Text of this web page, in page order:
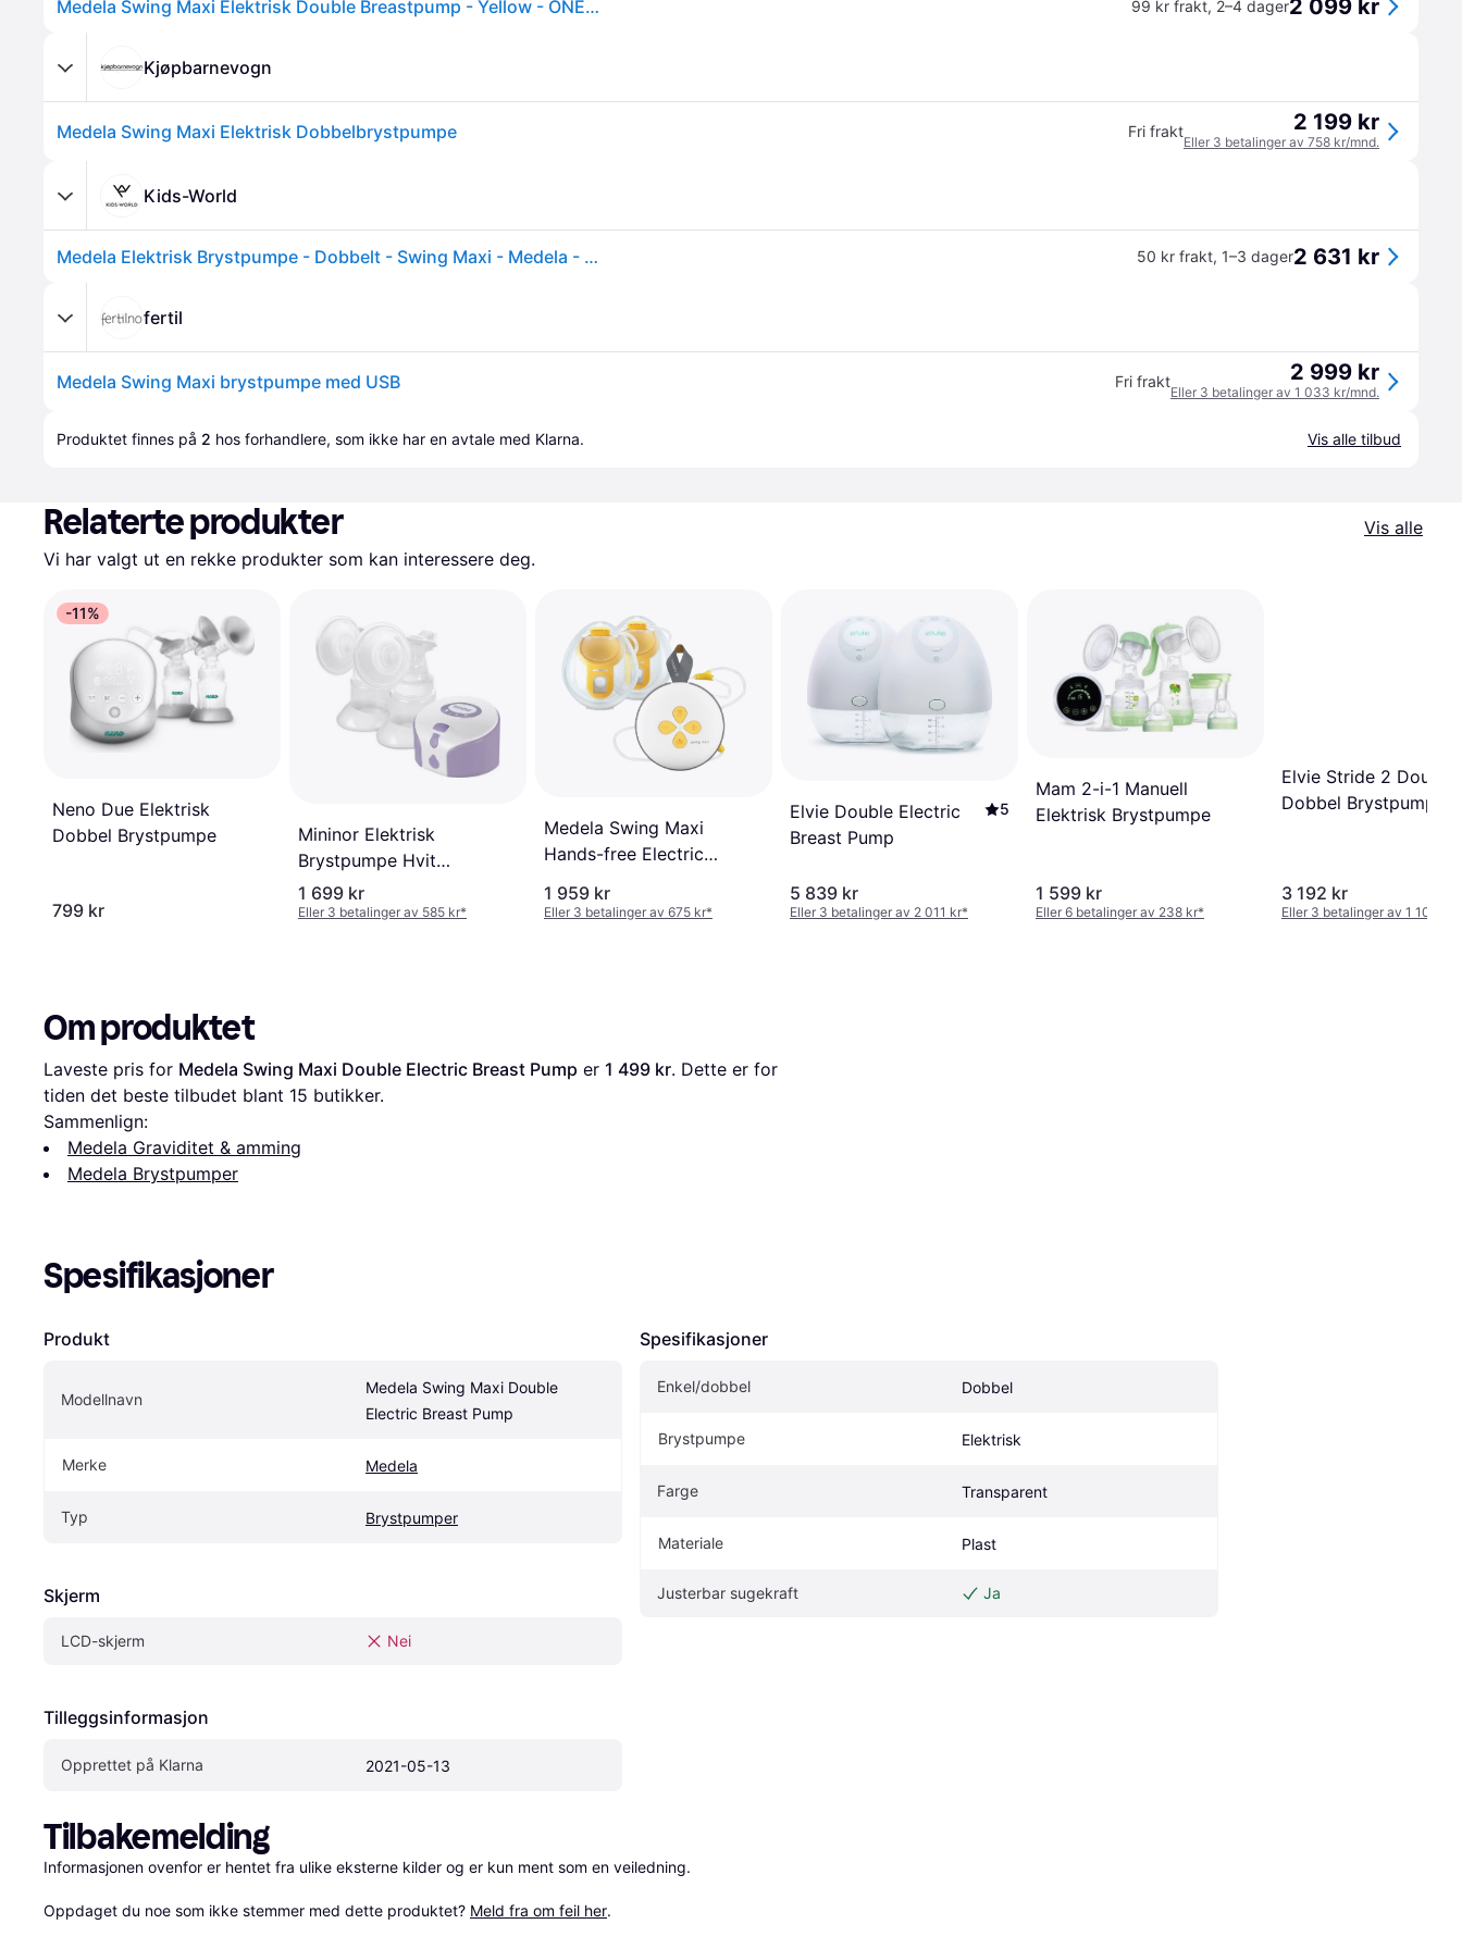
Medela Swing Maxi Elektrisk Double Breastpump - Yellow - ONE SIZE 99 kr frakt, 2–4 dager2 099 kr
Kjøpbarnevogn
Medela Swing Maxi Elektrisk Dobbelbrystpumpe Fri frakt 2 199 kr
Eller 3 betalinger av 758 kr/mnd.
Kids-World
Medela Elektrisk Brystpumpe - Dobbelt - Swing Maxi - Medela - OneSize - Brystpumpe 50 kr frakt, 1–3 dager2 631 kr
fertil
Medela Swing Maxi brystpumpe med USB Fri frakt 2 999 kr
Eller 3 betalinger av 1 033 kr/mnd.
Produktet finnes på 2 hos forhandlere, som ikke har en avtale med Klarna. Vis alle tilbud
Relaterte produkter
Vis alle
Vi har valgt ut en rekke produkter som kan interessere deg.
-11%
Neno Due Elektrisk
Dobbel Brystpumpe
799 kr
Mininor Elektrisk
Brystpumpe Hvit
Transparent
1 699 kr
Eller 3 betalinger av 585 kr*
Medela Swing Maxi
Hands-free Electric
1 959 kr
Eller 3 betalinger av 675 kr*
Elvie Double Electric
Breast Pump
5
5 839 kr
Eller 3 betalinger av 2 011 kr*
Mam 2-i-1 Manuell
Elektrisk Brystpumpe
1 599 kr
Eller 6 betalinger av 238 kr*
Elvie Stride 2 Double
Dobbel Brystpumpe
3 192 kr
Eller 3 betalinger av 1 100 kr
Om produktet
Laveste pris for Medela Swing Maxi Double Electric Breast Pump er 1 499 kr. Dette er for
tiden det beste tilbudet blant 15 butikker.
Sammenlign:
Medela Graviditet & amming
Medela Brystpumper
Spesifikasjoner
Produkt
Modellnavn
Medela Swing Maxi Double
Electric Breast Pump
Merke Medela
Typ Brystpumper
Skjerm
LCD-skjerm Nei
Tilleggsinformasjon
Opprettet på Klarna 2021-05-13
Spesifikasjoner
Enkel/dobbel Dobbel
Brystpumpe Elektrisk
Farge Transparent
Materiale Plast
Justerbar sugekraft Ja
Tilbakemelding
Informasjonen ovenfor er hentet fra ulike eksterne kilder og er kun ment som en veiledning.
Oppdaget du noe som ikke stemmer med dette produktet? Meld fra om feil her.